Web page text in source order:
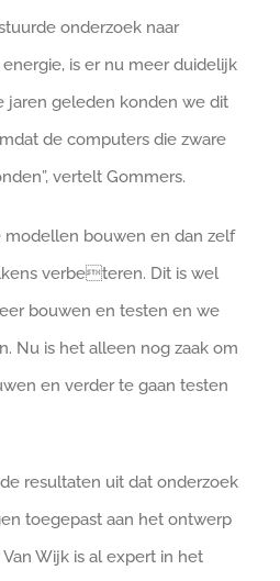
onderzoek naar
is er nu meer duidelijk
jaren geleden konden we dit
de computers die zware
vertelt Gommers.
modellen bouwen en dan zelf
verbeteren. Dit is wel
bouwen en testen en we
Nu is het alleen nog zaak om
en verder te gaan testen
resultaten uit dat onderzoek
toegepast aan het ontwerp
Wijk is al expert in het